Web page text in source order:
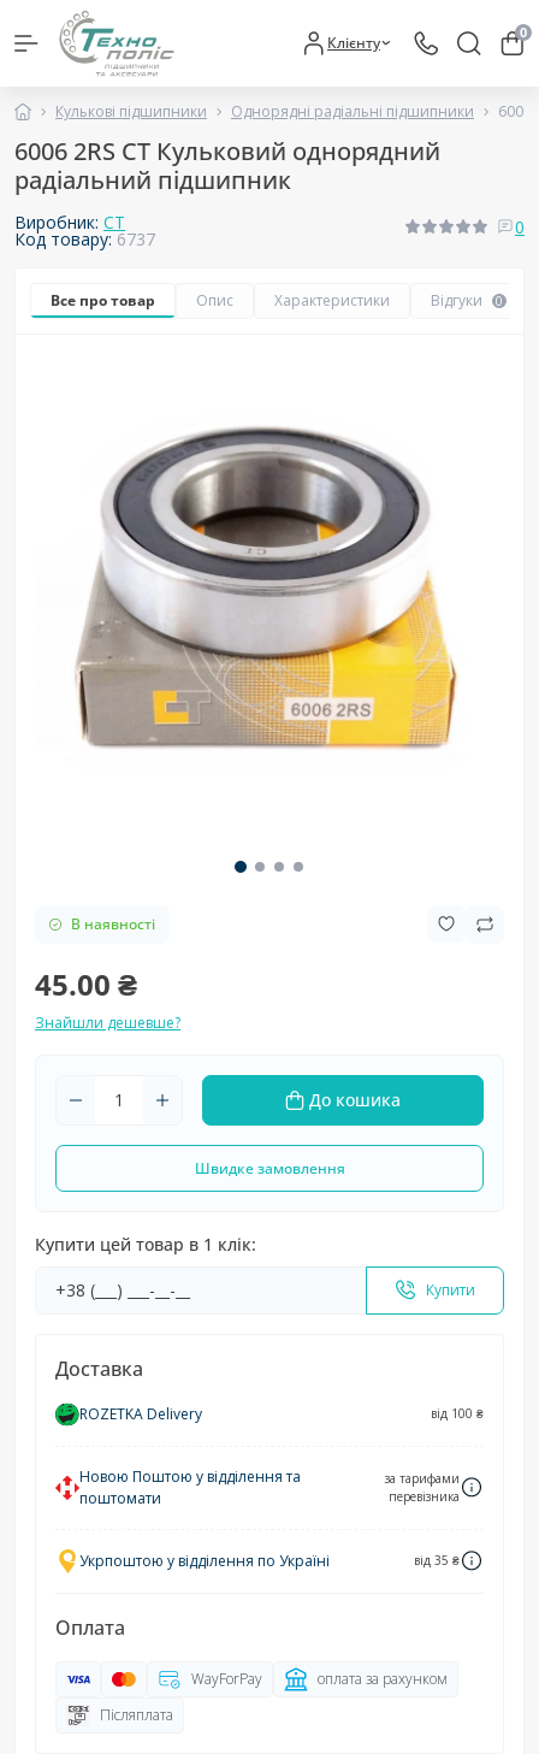
Клієнту 0
Кулькові підшипники Однорядні радіальні підшипники 6006
6006 2RS CT Кульковий однорядний
радіальний підшипник
Виробник: CT
Код товару:6737
0
Все про товар Опис Характеристики Відгуки 0
В наявності
45.00 ₴
Знайшли дешевше?
До кошика
Швидке замовлення
Купити цей товар в 1 клік:
Купити
Доставка
ROZETKA Delivery від 100 ₴
Новою Поштою у відділення та
поштомати
за тарифами
перевізника
Укрпоштою у відділення по Україні від 35 ₴
Оплата
WayForPay
оплата за рахунком
Післяплата